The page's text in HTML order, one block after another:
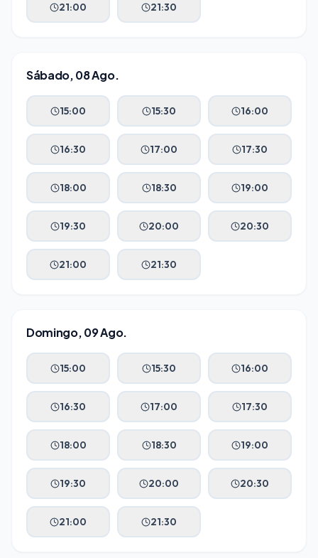
Diseño y Desarrollo Web
SECTORES
Inmobiliarias Restaurantes y Hostelería
Clínicas Dentales Gimnasios y Fitness
Talleres y Concesionarios Estética y Wellness
Servicios Legales
Blog y Noticias
Agendar Auditoría IA Gratis
21:00 21:30
Sábado, 08 Ago.
15:00 15:30 16:00
16:30 17:00 17:30
18:00 18:30 19:00
19:30 20:00 20:30
21:00 21:30
Domingo, 09 Ago.
15:00 15:30 16:00
16:30 17:00 17:30
18:00 18:30 19:00
19:30 20:00 20:30
21:00 21:30